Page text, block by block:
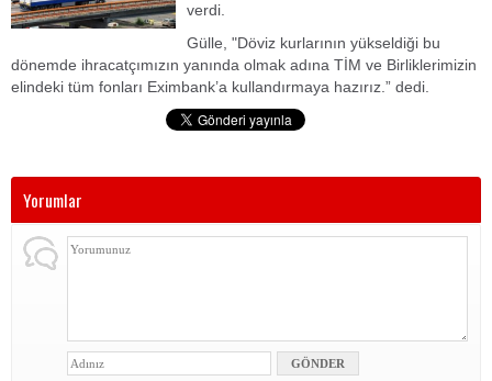
verdi.
Gülle, "Döviz kurlarının yükseldiği bu
dönemde ihracatçımızın yanında olmak adına TİM ve Birliklerimizin
elindeki tüm fonları Eximbank’a kullandırmaya hazırız.” dedi.
Yorumlar